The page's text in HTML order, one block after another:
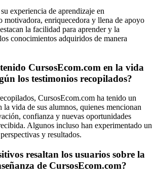
experiencia de aprendizaje en
motivadora, enriquecedora y llena de apoyo
la facilidad para aprender y la
conocimientos adquiridos de manera
CursosEcom.com en la vida
los testimonios recopilados?
CursosEcom.com ha tenido un
vida de sus alumnos, quienes mencionan
confianza y nuevas oportunidades
Algunos incluso han experimentado un
y resultados.
resaltan los usuarios sobre la
de CursosEcom.com?